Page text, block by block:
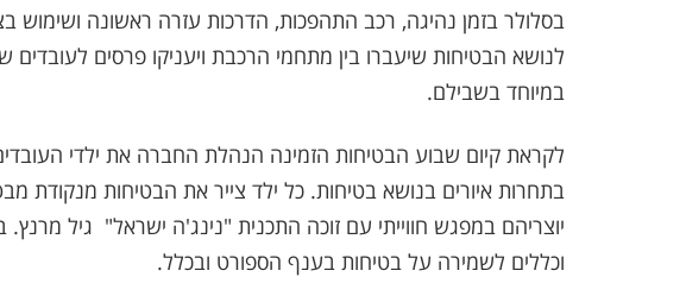
בסלולר בזמן נהיגה, רכב התהפכות, הדרכות עזרה ראשונה ושימוש
לנושא הבטיחות שיעברו בין מתחמי הרכבת ויעניקו פרסים לעובדים
במיוחד בשבילם.
לקראת קיום שבוע הבטיחות הזמינה הנהלת החברה את ילדי
בתחרות איורים בנושא בטיחות. כל ילד צייר את הבטיחות מנקודת
יוצריהם במפגש חווייתי עם זוכה התכנית "נינג'ה ישראל"  גיל
וכללים לשמירה על בטיחות בענף הספורט ובכלל.